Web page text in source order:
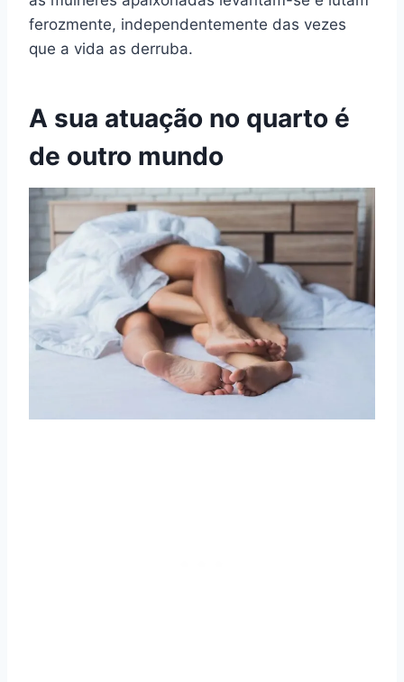
ferozmente, independentemente das vezes
que a vida as derruba.
A sua atuação no quarto é
de outro mundo